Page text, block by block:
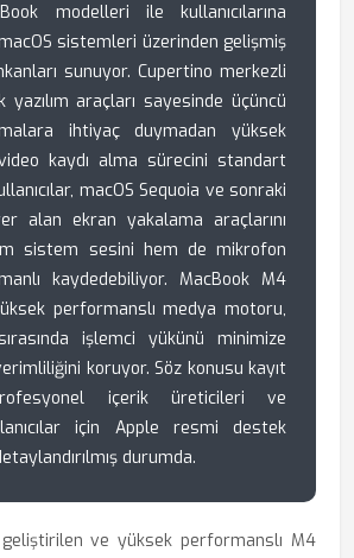
modelleri ile kullanıcılarına
sistemleri üzerinden gelişmiş
sunuyor. Cupertino merkezli
araçları sayesinde üçüncü
ihtiyaç duymadan yüksek
kaydı alma sürecini standart
macOS Sequoia ve sonraki
alan ekran yakalama araçlarını
sistem sesini hem de mikrofon
kaydedebiliyor. MacBook M4
performanslı medya motoru,
işlemci yükünü minimize
koruyor. Söz konusu kayıt
içerik üreticileri ve
için Apple resmi destek
durumda.
ve yüksek performanslı M4